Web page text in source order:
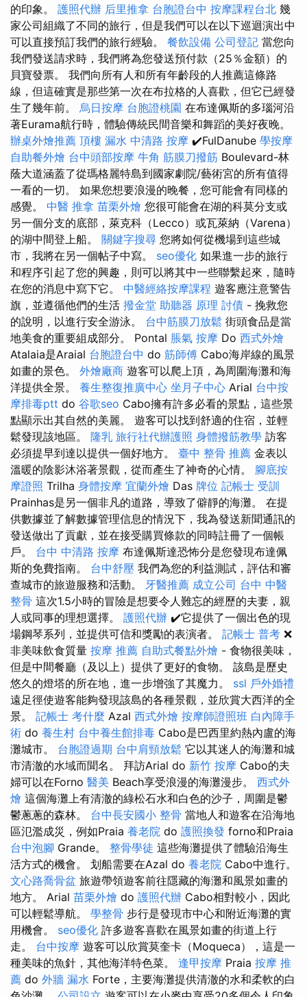
的印象。 護照代辦 后里推拿 台胞證台中 按摩課程台北 幾
家公司組織了不同的旅行，但是我們可以在以下巡迴演出中
可以直接預訂我們的旅行經驗。 餐飲設備 公司登記 當您向
我們發送請求時，我們將為您發送預付款（25％金額）的
貝寶發票。 我們向所有人和所有年齡段的人推薦這條路
線，但這確實是那些第一次在布拉格的人喜歡，但它已經發
生了幾年前。 烏日按摩 台胞證桃園 在布達佩斯的多瑙河沿
著Eurama航行時，體驗傳統民間音樂和舞蹈的美好夜晚。
辦桌外燴推薦 頂樓 漏水 中清路 按摩 ✔️FulDanube 學按摩
自助餐外燴 台中頭部按摩 牛角 筋膜刀撥筋 Boulevard-林
蔭大道涵蓋了從瑪格麗特島到國家劇院/藝術宮的所有值得
一看的一切。 如果您想要浪漫的晚餐，您可能會有同樣的
感覺。 中醫 推拿 苗栗外燴 您很可能會在湖的科莫分支或
另一個分支的底部，萊克科（Lecco）或瓦萊納（Varena）
的湖中間登上船。 關鍵字搜尋 您將如何從機場到這些城
市，我將在另一個帖子中寫。 seo優化 如果進一步的旅行
和程序引起了您的興趣，則可以將其中一些聯繫起來，隨時
在您的消息中寫下它。 中醫經絡按摩課程 遊客應注意警告
旗，並遵循他們的生活 撥金堂 助聽器 原理 討債 - 挽救您
的說明，以進行安全游泳。 台中筋膜刀放鬆 街頭食品是當
地美食的重要組成部分。 Pontal 脹氣 按摩 Do 西式外燴
Atalaia是Araial 台胞證台中 do 筋師傅 Cabo海岸線的風景
如畫的景色。 外燴廠商 遊客可以爬上頂，為周圍海灘和海
洋提供全景。 養生整復推廣中心 坐月子中心 Arial 台中按
摩排毒ptt do 谷歌seo Cabo擁有許多必看的景點，這些景
點顯示出其自然的美麗。 遊客可以找到舒適的住宿，並輕
鬆發現該地區。 隆乳 旅行社代辦護照 身體撥筋教學 訪客
必須提早到達以提供一個好地方。 臺中 整骨 推薦 金表以
溫暖的陰影沐浴著景觀，從而產生了神奇的心情。 腳底按
摩證照 Trilha 身體按摩 宜蘭外燴 Das 牌位 記帳士 受訓
Prainhas是另一個非凡的道路，導致了僻靜的海灘。 在提
供數據並了解數據管理信息的情況下，我為發送新聞通訊的
發送做出了貢獻，並在接受購買條款的同時註冊了一個帳
戶。 台中 中清路 按摩 布達佩斯達恐怖分是您發現布達佩
斯的免費指南。 台中舒壓 我們為您的利益測試，評估和審
查城市的旅遊服務和活動。 牙醫推薦 成立公司 台中 中醫
整骨 這次1.5小時的冒險是想要令人難忘的經歷的夫妻，親
人或同事的理想選擇。 護照代辦 ✔️它提供了一個出色的現
場鋼琴系列，並提供可信和獎勵的表演者。 記帳士 普考 ❌
非美味飲食質量 按摩 推薦 自助式餐點外燴 - 食物很美味，
但是中間餐廳（及以上）提供了更好的食物。 該島是歷史
悠久的燈塔的所在地，進一步增強了其魔力。 ssl 戶外婚禮
遠足徑使遊客能夠發現該島的各種景觀，並欣賞大西洋的全
景。 記帳士 考什麼 Azal 西式外燴 按摩師證照班 白內障手
術 do 養生村 台中養生館排毒 Cabo是巴西里約熱內盧的海
灘城市。 台胞證過期 台中肩頸放鬆 它以其迷人的海灘和城
市清澈的水域而聞名。 拜訪Arial do 新竹 按摩 Cabo的夫
婦可以在Forno 醫美 Beach享受浪漫的海灘漫步。 西式外
燴 這個海灘上有清澈的綠松石水和白色的沙子，周圍是鬱
鬱蔥蔥的森林。 台中長安國小 整骨 當地人和遊客在沿海地
區氾濫成災，例如Praia 養老院 do 護照換發 forno和Praia
台中泡腳 Grande。 整骨學徒 這些海灘提供了體驗沿海生
活方式的機會。 划船需要在Azal do 養老院 Cabo中進行。
文心路喬骨盆 旅遊帶領遊客前往隱藏的海灘和風景如畫的
地方。 Arial 苗栗外燴 do 護照代辦 Cabo相對較小，因此
可以輕鬆導航。 學整骨 步行是發現市中心和附近海灘的實
用機會。 seo優化 許多遊客喜歡在風景如畫的街道上行
走。 台中按摩 遊客可以欣賞莫奎卡（Moqueca），這是一
種美味的魚針，其他海洋特色菜。 逢甲按摩 Praia 按摩 推
薦 do 外牆 漏水 Forte，主要海灘提供清澈的水和柔軟的白